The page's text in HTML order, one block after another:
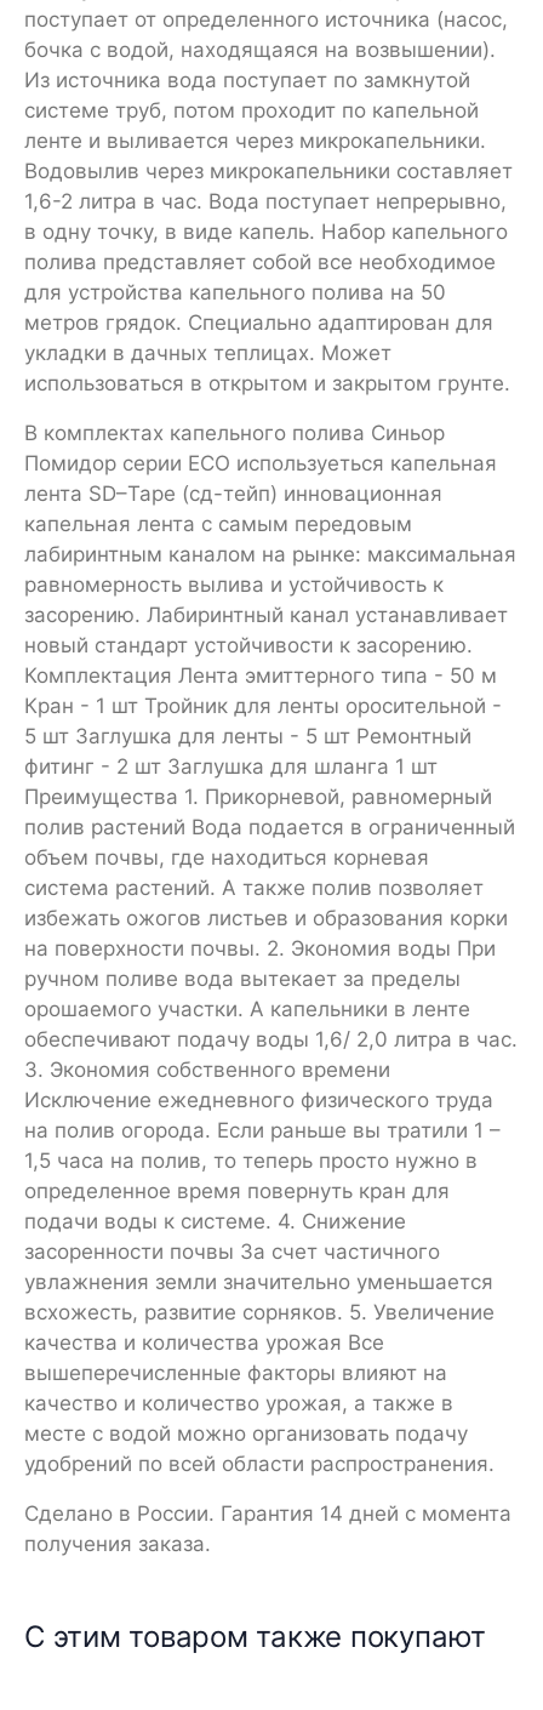
поступает от определенного источника (насос,
бочка с водой, находящаяся на возвышении).
Из источника вода поступает по замкнутой
системе труб, потом проходит по капельной
ленте и выливается через микрокапельники.
Водовылив через микрокапельники составляет
1,6-2 литра в час. Вода поступает непрерывно,
в одну точку, в виде капель. Набор капельного
полива представляет собой все необходимое
для устройства капельного полива на 50
метров грядок. Специально адаптирован для
укладки в дачных теплицах. Может
использоваться в открытом и закрытом грунте.
В комплектах капельного полива Синьор
Помидор серии ECO используеться капельная
лента SD–Tape (сд-тейп) инновационная
капельная лента с самым передовым
лабиринтным каналом на рынке: максимальная
равномерность вылива и устойчивость к
засорению. Лабиринтный канал устанавливает
новый стандарт устойчивости к засорению.
Комплектация Лента эмиттерного типа - 50 м
Кран - 1 шт Тройник для ленты оросительной -
5 шт Заглушка для ленты - 5 шт Ремонтный
фитинг - 2 шт Заглушка для шланга 1 шт
Преимущества 1. Прикорневой, равномерный
полив растений Вода подается в ограниченный
объем почвы, где находиться корневая
система растений. А также полив позволяет
избежать ожогов листьев и образования корки
на поверхности почвы. 2. Экономия воды При
ручном поливе вода вытекает за пределы
орошаемого участки. А капельники в ленте
обеспечивают подачу воды 1,6/ 2,0 литра в час.
3. Экономия собственного времени
Исключение ежедневного физического труда
на полив огорода. Если раньше вы тратили 1 –
1,5 часа на полив, то теперь просто нужно в
определенное время повернуть кран для
подачи воды к системе. 4. Снижение
засоренности почвы За счет частичного
увлажнения земли значительно уменьшается
всхожесть, развитие сорняков. 5. Увеличение
качества и количества урожая Все
вышеперечисленные факторы влияют на
качество и количество урожая, а также в
месте с водой можно организовать подачу
удобрений по всей области распространения.
Сделано в России. Гарантия 14 дней с момента
получения заказа.
С этим товаром также покупают